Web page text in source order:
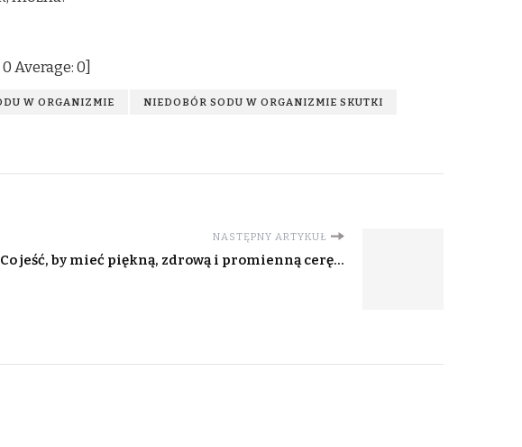
0Average:0]
W ORGANIZMIE NIEDOBÓR SODU W ORGANIZMIE SKUTKI
NASTĘPNY ARTYKUŁ
Co jeść, by mieć piękną, zdrową i promienną cerę…